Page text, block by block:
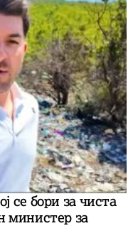
се бори за чиста
министер за